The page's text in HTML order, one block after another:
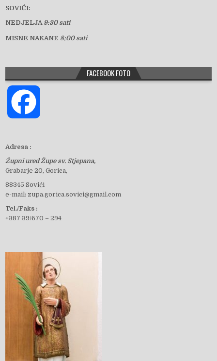
SOVIĆI:
NEDJELJA 9:30 sati
MISNE NAKANE 8:00 sati
FACEBOOK FOTO
c
o
o
k
Adresa :
Župni ured Župe sv. Stjepana,
Grabarje 20, Gorica,
88345 Sovići
e-mail: zupa.gorica.sovici@gmail.com
Tel./Faks :
+387 39/670 – 294